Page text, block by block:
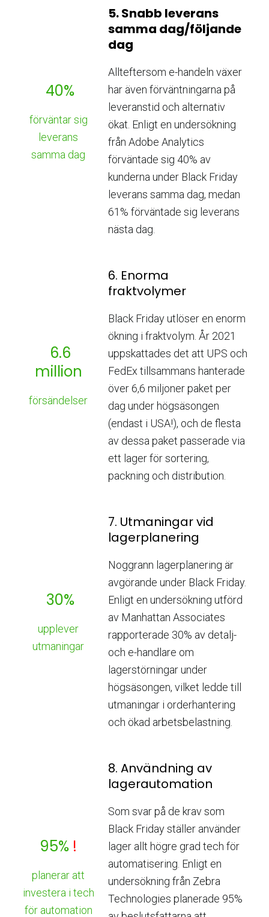
40%
förväntar sig
leverans
samma dag
5. Snabb leverans
samma dag/följande
dag
Allteftersom e-handeln växer
har även förväntningarna på
leveranstid och alternativ
ökat. Enligt en undersökning
från Adobe Analytics
förväntade sig 40% av
kunderna under Black Friday
leverans samma dag, medan
61% förväntade sig leverans
nästa dag.
6.6
million
försändelser
6. Enorma
fraktvolymer
Black Friday utlöser en enorm
ökning i fraktvolym. År 2021
uppskattades det att UPS och
FedEx tillsammans hanterade
över 6,6 miljoner paket per
dag under högsäsongen
(endast i USA!), och de flesta
av dessa paket passerade via
ett lager för sortering,
packning och distribution.
30%
upplever
utmaningar
7. Utmaningar vid
lagerplanering
Noggrann lagerplanering är
avgörande under Black Friday.
Enligt en undersökning utförd
av Manhattan Associates
rapporterade 30% av detalj-
och e-handlare om
lagerstörningar under
högsäsongen, vilket ledde till
utmaningar i orderhantering
och ökad arbetsbelastning.
95% !
planerar att
investera i tech
för automation
8. Användning av
lagerautomation
Som svar på de krav som
Black Friday ställer använder
lager allt högre grad tech för
automatisering. Enligt en
undersökning från Zebra
Technologies planerade 95%